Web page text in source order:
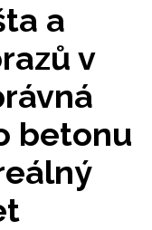
a
v
betonu